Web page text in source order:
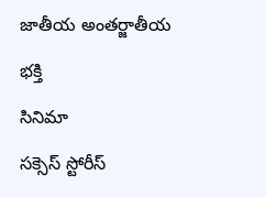
జాతీయ అంతర్జాతీయ
భక్తి
సినిమా
సక్సెస్ స్టోరీస్